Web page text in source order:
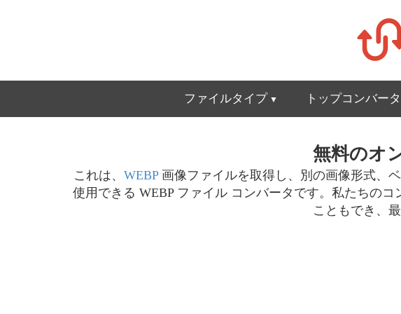
ファイルタイプ トップコンバー
無料のオ
これは、 WEBP画像ファイルを取得し、別の画像形式、
使用できる WEBP ファイル コンバータです。私たちの
こともでき、